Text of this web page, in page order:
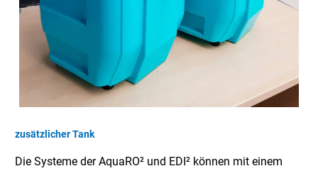
zusätzlicher Tank
Die Systeme der AquaRO² und EDI² können mit einem